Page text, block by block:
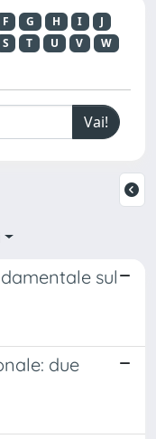
F G H I
J
S T U V
W
sul
due